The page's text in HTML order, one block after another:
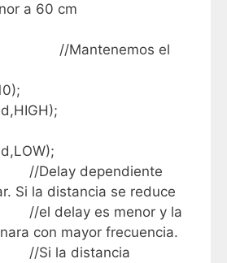
a 60 cm
//Mantenemos el
Si la distancia se reduce
es menor y la
con mayor frecuencia.